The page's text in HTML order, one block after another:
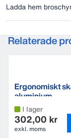
Ladda hem
Relaterade
Ergonomiskt
aluminium
I lager
302,00 kr
exkl. moms